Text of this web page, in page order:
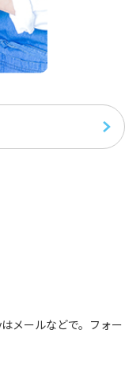
メールなどで。フォー